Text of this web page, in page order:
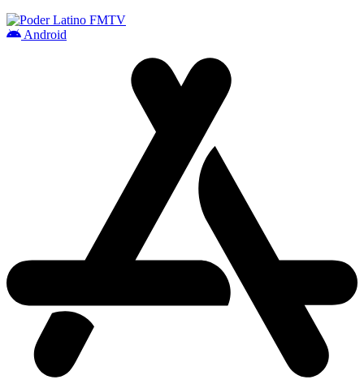
Android